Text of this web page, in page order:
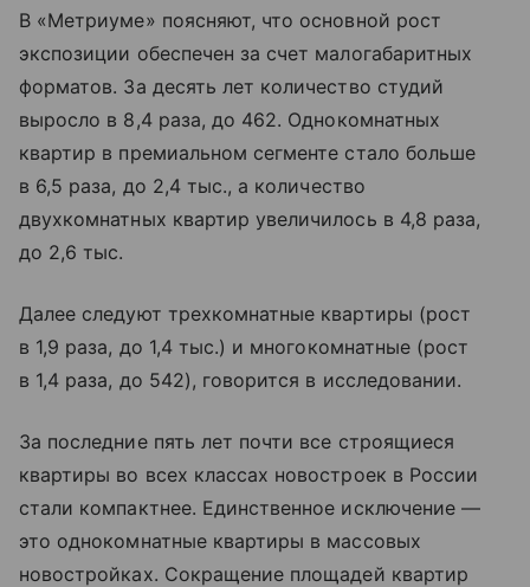
В «Метриуме» поясняют, что основной рост
экспозиции обеспечен за счет малогабаритных
форматов. За десять лет количество студий
выросло в 8,4 раза, до 462. Однокомнатных
квартир в премиальном сегменте стало больше
в 6,5 раза, до 2,4 тыс., а количество
двухкомнатных квартир увеличилось в 4,8 раза,
до 2,6 тыс.
Далее следуют трехкомнатные квартиры (рост
в 1,9 раза, до 1,4 тыс.) и многокомнатные (рост
в 1,4 раза, до 542), говорится в исследовании.
За последние пять лет почти все строящиеся
квартиры во всех классах новостроек в России
стали компактнее. Единственное исключение —
это однокомнатные квартиры в массовых
новостройках. Сокращение площадей квартир